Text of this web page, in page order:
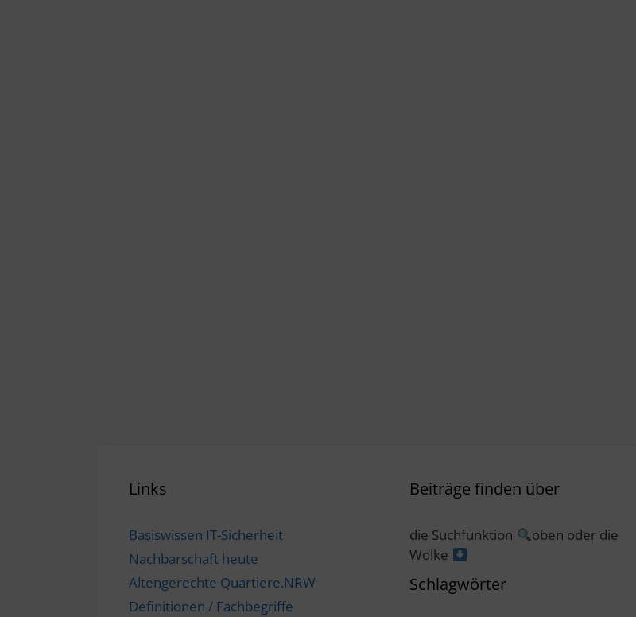
Links
Basiswissen IT-Sicherheit
Nachbarschaft heute
Altengerechte Quartiere.NRW
Definitionen / Fachbegriffe
Beiträge finden über
die Suchfunktion
oben oder die
Wolke
Schlagwörter